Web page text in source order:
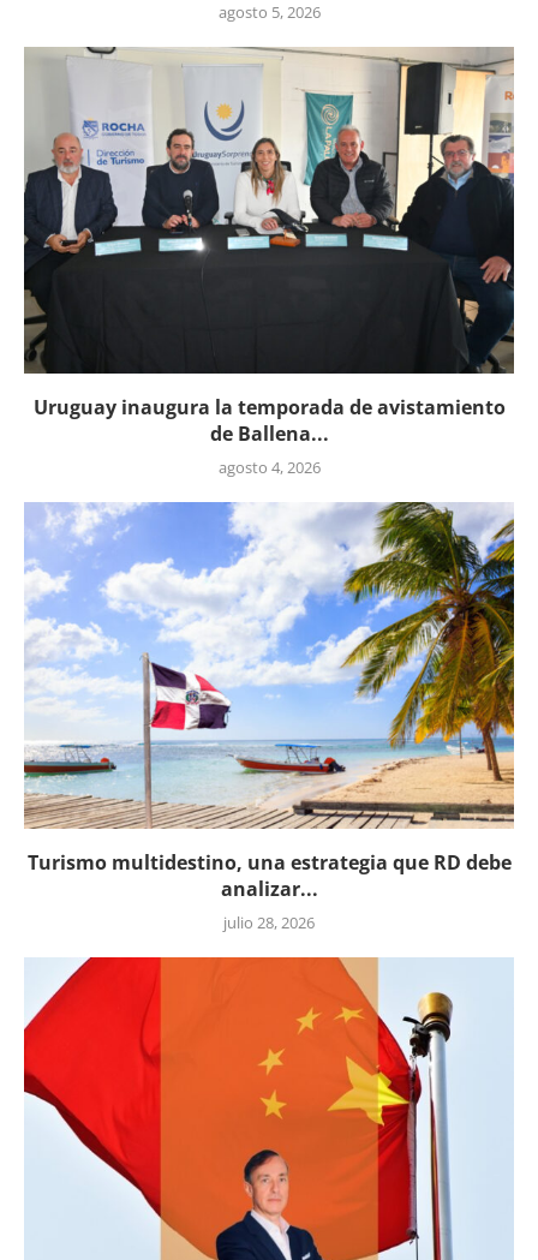
agosto 5, 2026
Uruguay inaugura la temporada de avistamiento
de Ballena...
agosto 4, 2026
Turismo multidestino, una estrategia que RD debe
analizar...
julio 28, 2026